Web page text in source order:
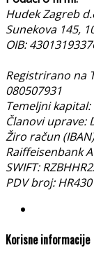
Hudek Zagreb
Sunekova 145,
OIB:
Registrirano na
080507931
Temeljni
Članovi uprave:
Žiro račun
Raiffeisenbank
SWIFT:
PDV broj:
Korisne informacije